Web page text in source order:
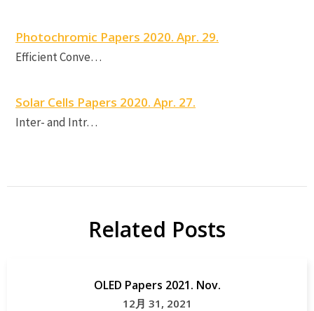
Photochromic Papers 2020. Apr. 29.
Efficient Conve…
Solar Cells Papers 2020. Apr. 27.
Inter- and Intr…
Related Posts
OLED Papers 2021. Nov.
12月 31, 2021